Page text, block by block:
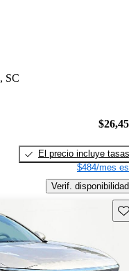
SC
El precio incluye tasas
$484/mes
Verif. disponibilidad